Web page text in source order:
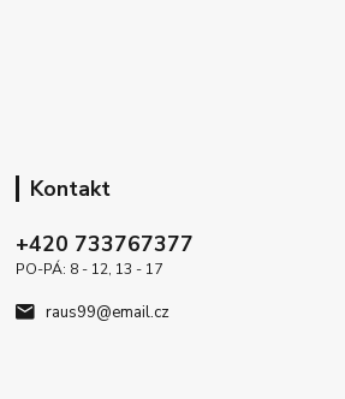
Kontakt
+420 733767377
PO-PÁ: 8 - 12, 13 - 17
raus99@email.cz